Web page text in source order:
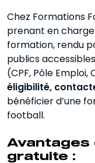
Chez Formations
prenant en
formation, rendu
publics
(CPF, Pôle Emploi,
éligibilité,
bénéficier d’une
football.
Avantages
gratuite :